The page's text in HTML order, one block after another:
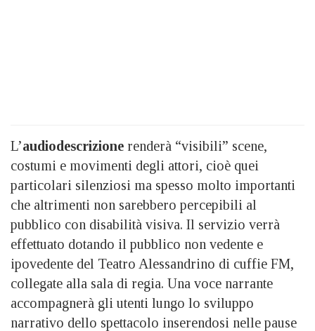
L’audiodescrizione renderà “visibili” scene,
costumi e movimenti degli attori, cioè quei
particolari silenziosi ma spesso molto importanti
che altrimenti non sarebbero percepibili al
pubblico con disabilità visiva. Il servizio verrà
effettuato dotando il pubblico non vedente e
ipovedente del Teatro Alessandrino di cuffie FM,
collegate alla sala di regia. Una voce narrante
accompagnerà gli utenti lungo lo sviluppo
narrativo dello spettacolo inserendosi nelle pause